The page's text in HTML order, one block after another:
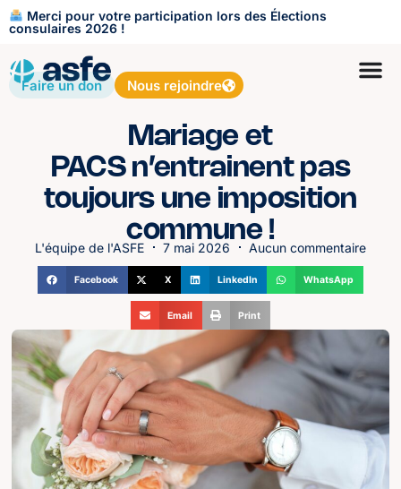
Merci pour votre participation lors des Élections
consulaires 2026 !
Faire un don Nous rejoindre
Mariage et
PACS n’entrainent pas
toujours une imposition
commune !
L'équipe de l'ASFE 7 mai 2026 Aucun commentaire
Facebook X LinkedIn WhatsApp
Email Print